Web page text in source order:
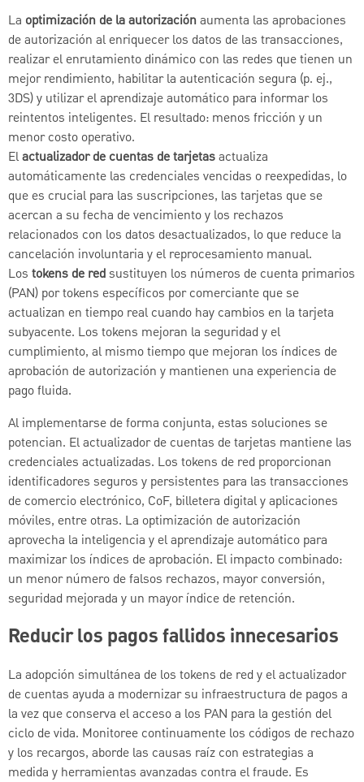
La optimización de la autorizaciónaumenta las aprobaciones
de autorización al enriquecer los datos de las transacciones,
realizar el enrutamiento dinámico con las redes que tienen un
mejor rendimiento, habilitar la autenticación segura (p. ej.,
3DS) y utilizar el aprendizaje automático para informar los
reintentos inteligentes. El resultado: menos fricción y un
menor costo operativo.
Elactualizador de cuentas de tarjetasactualiza
automáticamente las credenciales vencidas o reexpedidas, lo
que es crucial para las suscripciones, las tarjetas que se
acercan a su fecha de vencimiento y los rechazos
relacionados con los datos desactualizados, lo que reduce la
cancelación involuntaria y el reprocesamiento manual.
Los tokens de redsustituyen los números de cuenta primarios
(PAN) por tokens específicos por comerciante que se
actualizan en tiempo real cuando hay cambios en la tarjeta
subyacente. Los tokens mejoran la seguridad y el
cumplimiento, al mismo tiempo que mejoran los índices de
aprobación de autorización y mantienen una experiencia de
pago fluida.
Al implementarse de forma conjunta, estas soluciones se
potencian. El actualizador de cuentas de tarjetas mantiene las
credenciales actualizadas. Los tokens de red proporcionan
identificadores seguros y persistentes para las transacciones
de comercio electrónico, CoF, billetera digital y aplicaciones
móviles, entre otras. La optimización de autorización
aprovecha la inteligencia y el aprendizaje automático para
maximizar los índices de aprobación. El impacto combinado:
un menor número de falsos rechazos, mayor conversión,
seguridad mejorada y un mayor índice de retención.
Reducir los pagos fallidos innecesarios
La adopción simultánea de los tokens de red y el actualizador
de cuentas ayuda a modernizar su infraestructura de pagos a
la vez que conserva el acceso a los PAN para la gestión del
ciclo de vida. Monitoree continuamente los códigos de rechazo
y los recargos, aborde las causas raíz con estrategias a
medida y herramientas avanzadas contra el fraude. Es